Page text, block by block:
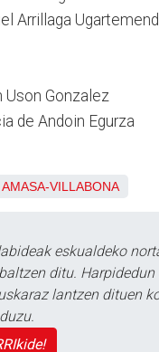
Arrillaga
Uson Gonzalez
de Andoin Egurza
AMASA-VILLABONA
eskualdeko
ditu.
lantzen dituen